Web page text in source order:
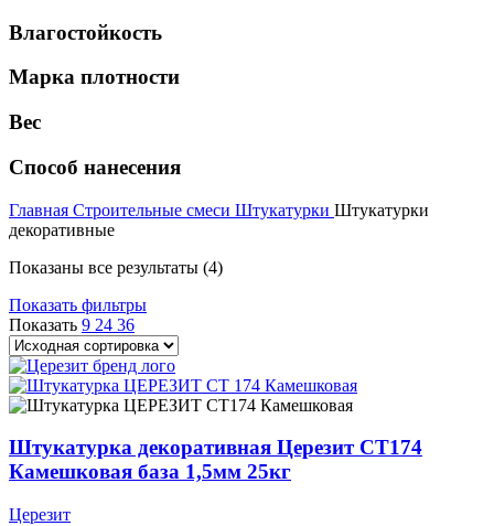
Влагостойкость
Марка плотности
Вес
Способ нанесения
Главная Строительные смеси Штукатурки Штукатурки
декоративные
Показаны все результаты (4)
Показать фильтры
Показать 9 24 36
Штукатурка декоративная Церезит CT174
Камешковая база 1,5мм 25кг
Церезит